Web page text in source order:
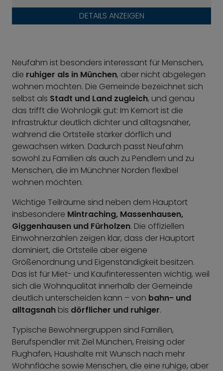
DETAILS ANZEIGEN
Neufahrn ist besonders interessant für Menschen,
die ruhiger als in München, aber nicht abgelegen
wohnen möchten. Die Gemeinde bezeichnet sich
selbst als Stadt und Land zugleich, und genau
das trifft die Wohnlogik gut: Im Kernort ist die
Infrastruktur deutlich dichter und alltagsnäher,
während die Ortsteile stärker dörflich und
gewachsen wirken. Dadurch passt Neufahrn
sowohl zu Familien als auch zu Pendlern und zu
Menschen, die im Münchner Norden flexibel
wohnen möchten.
Wichtige Teilräume sind neben dem Hauptort
insbesondere Mintraching, Massenhausen,
Giggenhausen und Fürholzen. Die offiziellen
Einwohnerzahlen zeigen klar, dass der Hauptort
dominiert, die Ortsteile aber eigene
Größenordnung und Eigenständigkeit besitzen.
Das ist für Miet- und Kaufinteressenten wichtig, weil
sich die Wohnqualität innerhalb der Gemeinde
deutlich unterscheiden kann – von bahn- und
alltagsnah bis dörflicher und ruhiger.
Typische Bewohnergruppen sind Familien,
Berufspendler mit Ziel München, Freising oder
Flughafen, Haushalte mit Wunsch nach mehr
Wohnfläche sowie Menschen, die eine ruhige, aber